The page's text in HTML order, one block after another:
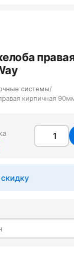
системы/
кирпичная